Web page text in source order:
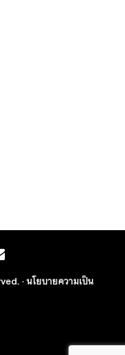
·นโยบายความเป็น